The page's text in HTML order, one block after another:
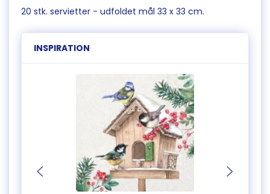
20 stk. servietter - udfoldet mål 33 x 33 cm.
INSPIRATION